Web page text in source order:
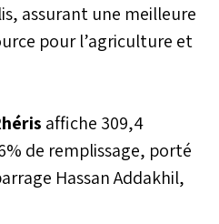
assurant une meilleure
pour l’agriculture et
affiche 309,4
de remplissage, porté
Hassan Addakhil,